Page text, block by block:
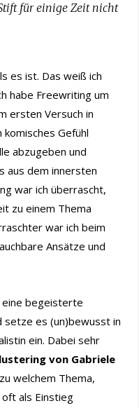
für einige Zeit nicht
es ist. Das weiß ich
habe Freewriting um
ersten Versuch in
Gefühl
abzugeben und
aus dem innersten
war ich überrascht,
zu einem Thema
war ich beim
Ansätze und
eine begeisterte
setze es (un)bewusst in
ein. Dabei sehr
von Gabriele
welchem Thema,
als Einstieg